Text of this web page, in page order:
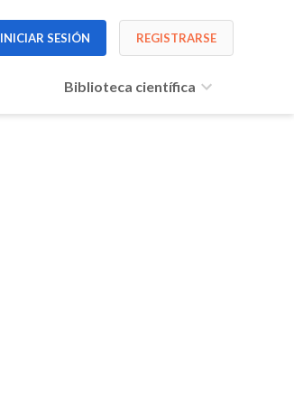
INICIAR SESIÓN REGISTRARSE
Biblioteca científica